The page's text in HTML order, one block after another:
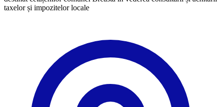
taxelor și impozitelor locale